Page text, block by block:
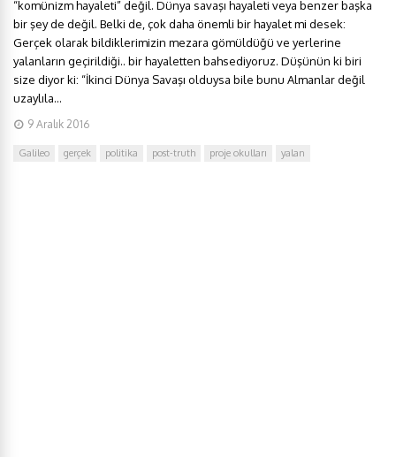
“komünizm hayaleti” değil. Dünya savaşı hayaleti veya benzer başka
bir şey de değil. Belki de, çok daha önemli bir hayalet mi desek:
Gerçek olarak bildiklerimizin mezara gömüldüğü ve yerlerine
yalanların geçirildiği.. bir hayaletten bahsediyoruz. Düşünün ki biri
size diyor ki: “İkinci Dünya Savaşı olduysa bile bunu Almanlar değil
uzaylıla...
9 Aralık 2016
Galileo gerçek politika post-truth proje okulları yalan